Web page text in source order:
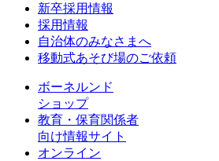
新卒採用情報
採用情報
自治体のみなさまへ
移動式あそび場のご依頼
ボーネルンド
ショップ
教育・保育関係者
向け情報サイト
オンライン